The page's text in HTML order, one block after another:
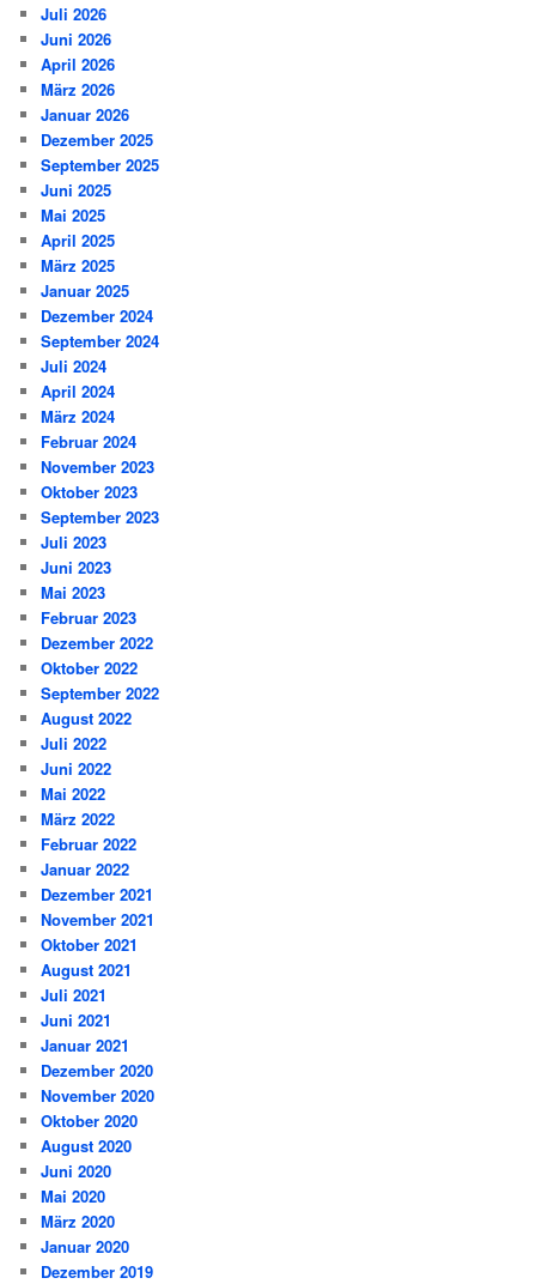
Juli 2026
Juni 2026
April 2026
März 2026
Januar 2026
Dezember 2025
September 2025
Juni 2025
Mai 2025
April 2025
März 2025
Januar 2025
Dezember 2024
September 2024
Juli 2024
April 2024
März 2024
Februar 2024
November 2023
Oktober 2023
September 2023
Juli 2023
Juni 2023
Mai 2023
Februar 2023
Dezember 2022
Oktober 2022
September 2022
August 2022
Juli 2022
Juni 2022
Mai 2022
März 2022
Februar 2022
Januar 2022
Dezember 2021
November 2021
Oktober 2021
August 2021
Juli 2021
Juni 2021
Januar 2021
Dezember 2020
November 2020
Oktober 2020
August 2020
Juni 2020
Mai 2020
März 2020
Januar 2020
Dezember 2019